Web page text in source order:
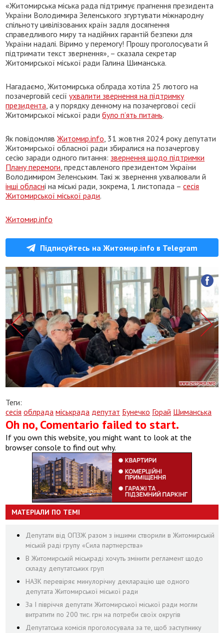
«Житомирська міська рада підтримує прагнення президента
України Володимира Зеленського згуртувати міжнародну
спільноту цивілізованих країн задля досягнення
справедливого миру та надійних гарантій безпеки для
України надалі. Віримо у перемогу! Прошу проголосувати й
підтримати текст звернення», – сказала секретар
Житомирської міської ради Галина Шиманська.
Нагадаємо, Житомирська облрада хотіла 25 лютого на
позачерговій сесіїухвалити звернення на підтримку
президента, а у порядку денному на позачергової сесії
Житомирської міської радибуло п’ять питань.
Як повідомлявЖитомир.info, 31 жовтня 2024 року депутати
Житомирської обласної ради збиралися на позачергову
сесію заради одного питання: звернення щодо підтримки
Плану перемоги, представленого президентом України
Володимиром Зеленським. Такі ж звернення ухвалювали й
інші обласні на міські ради, зокрема, 1 листопада –сесія
Житомирської міської ради.
Житомир.info
Підписуйтесь на Житомир.info в Telegram
Теги:
сесія облрада міськрада депутат Бунечко Горай Шиманська
Oh no, Comentario failed to start.
If you own this website, you might want to look at the
browser console to find out why.
МАТЕРІАЛИ ПО ТЕМІ
Депутати від ОПЗЖ разом з іншими створили в Житомирській
міській раді групу «Сила партнерства»
В Житомирській міськраді хочуть змінити регламент щодо
складу депутатських груп
НАЗК перевіряє минулорічну декларацію ще одного
депутата Житомирської міської ради
За І півріччя депутати Житомирської міської ради могли
витратити по 200 тис. грн на потреби своїх округів
Депутатська комісія проголосувала за те, щоб заступнику